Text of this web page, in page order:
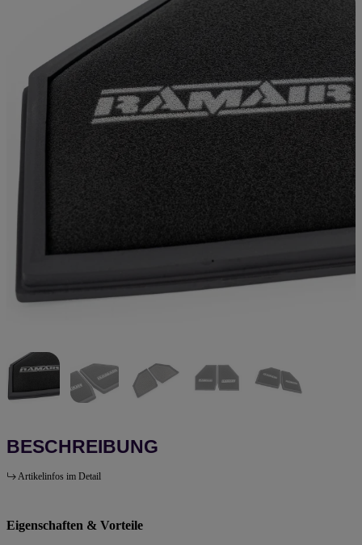
BESCHREIBUNG
Artikelinfos im Detail
Eigenschaften & Vorteile